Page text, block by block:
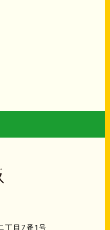
丁目7番1号